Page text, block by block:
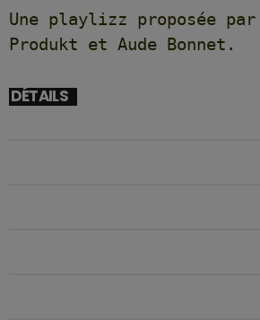
Une playlizz proposée
Produkt et Aude Bonnet.
DÉTAILS